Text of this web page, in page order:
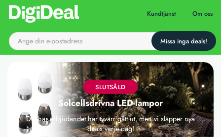
Till startsidan Kundtjänst Om oss
SLUTSÅLD
Solcellsdrivna LED-lampor
Det här erbjudandet har tyvärr gått ut, men vi släpper nya
deals varje dag!